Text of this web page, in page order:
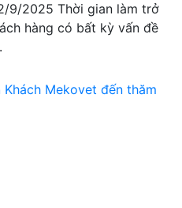
9/2025 Thời gian làm trở
hàng có bất kỳ vấn đề